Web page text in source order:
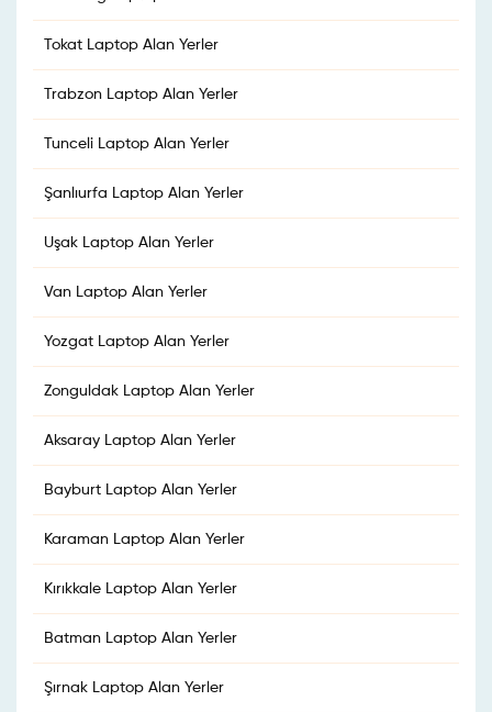
Tokat Laptop Alan Yerler
Trabzon Laptop Alan Yerler
Tunceli Laptop Alan Yerler
Şanlıurfa Laptop Alan Yerler
Uşak Laptop Alan Yerler
Van Laptop Alan Yerler
Yozgat Laptop Alan Yerler
Zonguldak Laptop Alan Yerler
Aksaray Laptop Alan Yerler
Bayburt Laptop Alan Yerler
Karaman Laptop Alan Yerler
Kırıkkale Laptop Alan Yerler
Batman Laptop Alan Yerler
Şırnak Laptop Alan Yerler